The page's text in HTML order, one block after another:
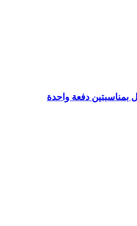
بمناسبتين دفعة واحدة